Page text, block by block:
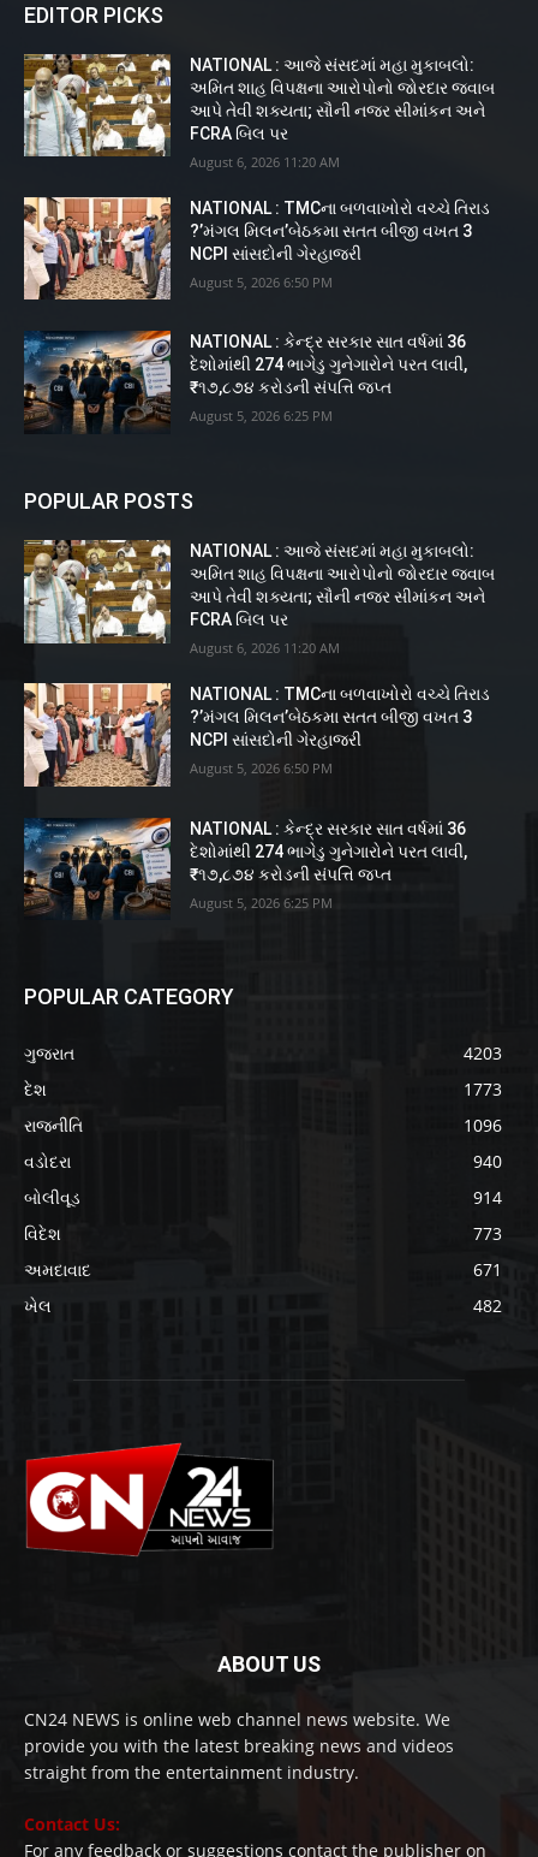
EDITOR PICKS
NATIONAL : આજે સંસદમાં મહા મુકાબલો:
અમિત શાહ વિપક્ષના આરોપોનો જોરદાર જવાબ
આપે તેવી શક્યતા; સૌની નજર સીમાંકન અને
FCRA બિલ પર
August 6, 2026 11:20 AM
NATIONAL : TMCના બળવાખોરો વચ્ચે તિરાડ
?’મંગલ મિલન’બેઠકમા સતત બીજી વખત 3
NCPI સાંસદોની ગેરહાજરી
August 5, 2026 6:50 PM
NATIONAL : કેન્દ્ર સરકાર સાત વર્ષમાં 36
દેશોમાંથી 274 ભાગેડુ ગુનેગારોને પરત લાવી,
₹૧૭,૮૭૪ કરોડની સંપત્તિ જપ્ત
August 5, 2026 6:25 PM
POPULAR POSTS
NATIONAL : આજે સંસદમાં મહા મુકાબલો:
અમિત શાહ વિપક્ષના આરોપોનો જોરદાર જવાબ
આપે તેવી શક્યતા; સૌની નજર સીમાંકન અને
FCRA બિલ પર
August 6, 2026 11:20 AM
NATIONAL : TMCના બળવાખોરો વચ્ચે તિરાડ
?’મંગલ મિલન’બેઠકમા સતત બીજી વખત 3
NCPI સાંસદોની ગેરહાજરી
August 5, 2026 6:50 PM
NATIONAL : કેન્દ્ર સરકાર સાત વર્ષમાં 36
દેશોમાંથી 274 ભાગેડુ ગુનેગારોને પરત લાવી,
₹૧૭,૮૭૪ કરોડની સંપત્તિ જપ્ત
August 5, 2026 6:25 PM
POPULAR CATEGORY
ગુજરાત
4203
દેશ
1773
રાજનીતિ
1096
વડોદરા
940
બોલીવૂડ
914
વિદેશ
773
અમદાવાદ
671
ખેલ
482
ABOUT US
CN24 NEWS is online web channel news website. We
provide you with the latest breaking news and videos
straight from the entertainment industry.
Contact Us:
For any feedback or suggestions contact the publisher on